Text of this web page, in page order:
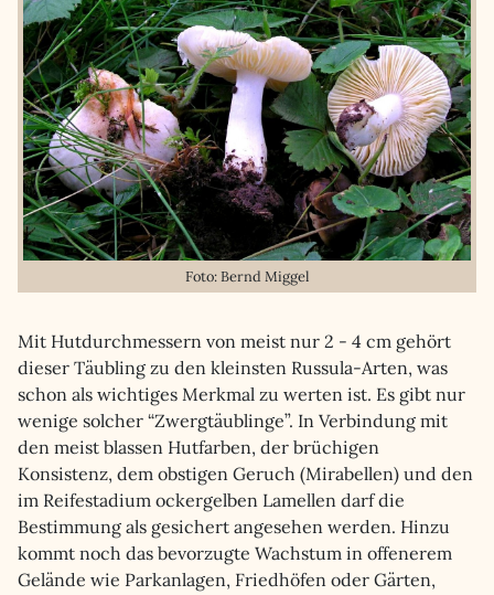
Foto: Bernd Miggel
Mit Hutdurchmessern von meist nur 2 - 4 cm gehört
dieser Täubling zu den kleinsten Russula-Arten, was
schon als wichtiges Merkmal zu werten ist. Es gibt nur
wenige solcher “Zwergtäublinge”. In Verbindung mit
den meist blassen Hutfarben, der brüchigen
Konsistenz, dem obstigen Geruch (Mirabellen) und den
im Reifestadium ockergelben Lamellen darf die
Bestimmung als gesichert angesehen werden. Hinzu
kommt noch das bevorzugte Wachstum in offenerem
Gelände wie Parkanlagen, Friedhöfen oder Gärten,